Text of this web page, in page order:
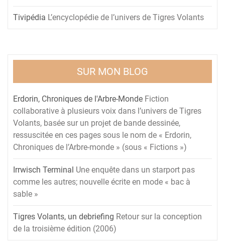
Tivipédia L’encyclopédie de l’univers de Tigres Volants
SUR MON BLOG
Erdorin, Chroniques de l'Arbre-Monde Fiction
collaborative à plusieurs voix dans l’univers de Tigres
Volants, basée sur un projet de bande dessinée,
ressuscitée en ces pages sous le nom de « Erdorin,
Chroniques de l’Arbre-monde » (sous « Fictions »)
Irrwisch Terminal Une enquête dans un starport pas
comme les autres; nouvelle écrite en mode « bac à
sable »
Tigres Volants, un debriefing Retour sur la conception
de la troisième édition (2006)